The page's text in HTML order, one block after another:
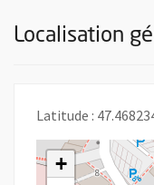
Localisation
Latitude :
+